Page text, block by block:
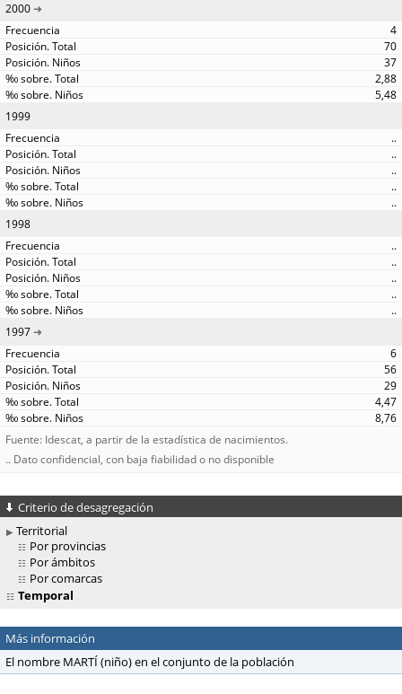
2000
4
70
37
2,88
5,48
1999
..
..
..
..
..
1998
..
..
..
..
..
1997
6
56
29
4,47
8,76
Fuente: Idescat, a partir de la estadística de nacimientos.
.. Dato confidencial, con baja fiabilidad o no disponible
Criterio de desagregación
Territorial
Por provincias
Por ámbitos
Por comarcas
Temporal
Más información
El nombre MARTÍ (niño) en el conjunto de la población